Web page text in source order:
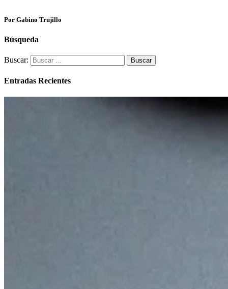
Por Gabino Trujillo
Búsqueda
Buscar:
Entradas Recientes